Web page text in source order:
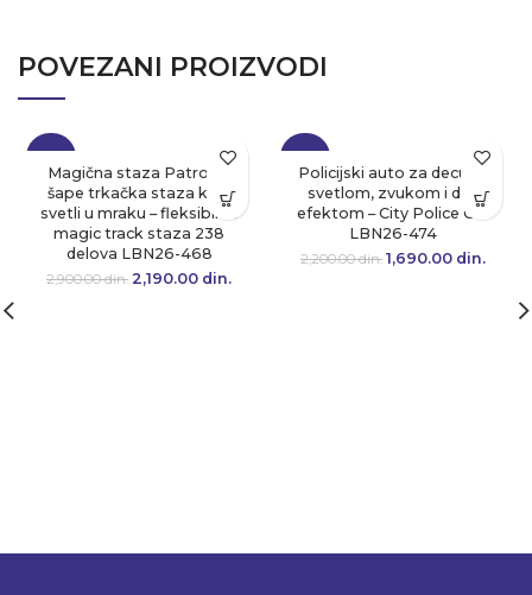
POVEZANI PROIZVODI
-24%
Magična staza Patrolne
šape trkačka staza koja
svetli u mraku – fleksibilna
magic track staza 238
delova LBN26-468
2,900.00din. Originalna cena
2,190.00 din.
-23%
Policijski auto za decu sa
svetlom, zvukom i dim
efektom – City Police Car
LBN26-474
2,200.00din. Originalna cena
1,690.00 din.